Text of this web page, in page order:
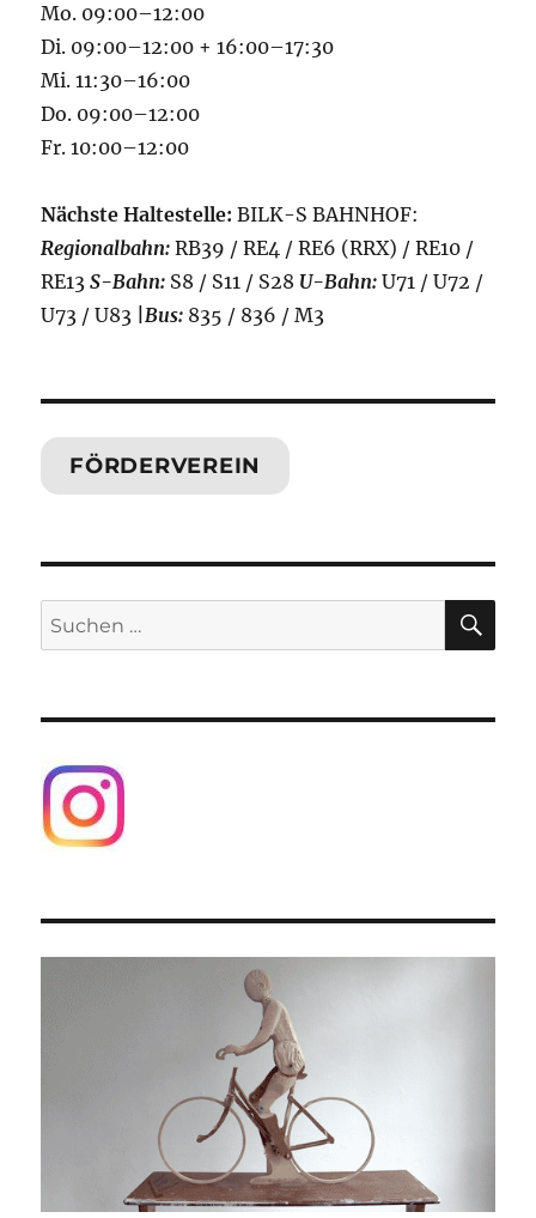
Mo. 09:00–12:00
Di. 09:00–12:00 + 16:00–17:30
Mi. 11:30–16:00
Do. 09:00–12:00
Fr. 10:00–12:00
Nächste Haltestelle: BILK-S BAHNHOF:
Regionalbahn: RB39 / RE4 / RE6 (RRX) / RE10 /
RE13S-Bahn: S8 / S11 / S28 U-Bahn: U71 / U72 /
U73 / U83 |Bus: 835 / 836 / M3
FÖRDERVEREIN
Suchen
nach: